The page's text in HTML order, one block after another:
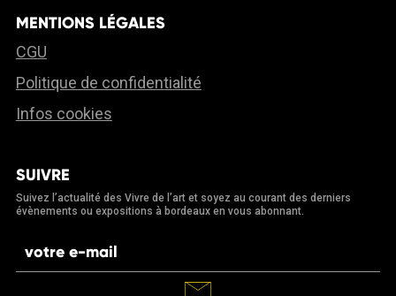
MENTIONS LÉGALES
CGU
Politique de confidentialité
Infos cookies
SUIVRE
Suivez l’actualité des Vivre de l’art et soyez au courant des derniers
évènements ou expositions à bordeaux en vous abonnant.